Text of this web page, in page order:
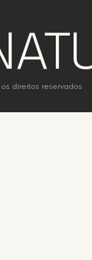
direitos reservados